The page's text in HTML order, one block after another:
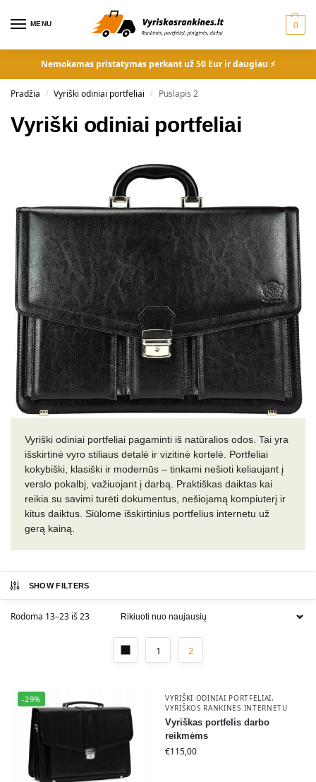
MENU 0
Nemokamas pristatymas perkant už 50 Eur ir daugiau ⚡
Pradžia / Vyriški odiniai portfeliai / Puslapis 2
Vyriški odiniai portfeliai
Vyriški odiniai portfeliai pagaminti iš natūralios odos. Tai yra
išskirtinė vyro stiliaus detalė ir vizitinė kortelė. Portfeliai
kokybiški, klasiški ir modernūs – tinkami nešioti keliaujant į
verslo pokalbį, važiuojant į darbą. Praktiškas daiktas kai
reikia su savimi turėti dokumentus, nešiojamą kompiuterį ir
kitus daiktus. Siūlome išskirtinius portfelius internetu už
gerą kainą.
SHOW FILTERS
Rodoma 13–23 iš 23
1 2
-29% VYRIŠKI ODINIAI PORTFELIAI,
VYRIŠKOS RANKINĖS INTERNETU
Vyriškas portfelis darbo
reikmėms
€115,00